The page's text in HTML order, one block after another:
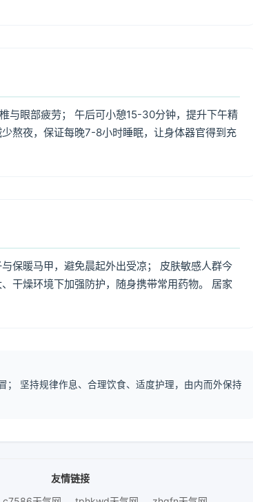
与眼部疲劳； 午后可小憩15-30分钟，提升下午精
熬夜，保证每晚7-8小时睡眠，让身体器官得到充
保暖马甲，避免晨起外出受凉； 皮肤敏感人群今
干燥环境下加强防护，随身携带常用药物。 居家
坚持规律作息、合理饮食、适度护理，由内而外保持
友情链接